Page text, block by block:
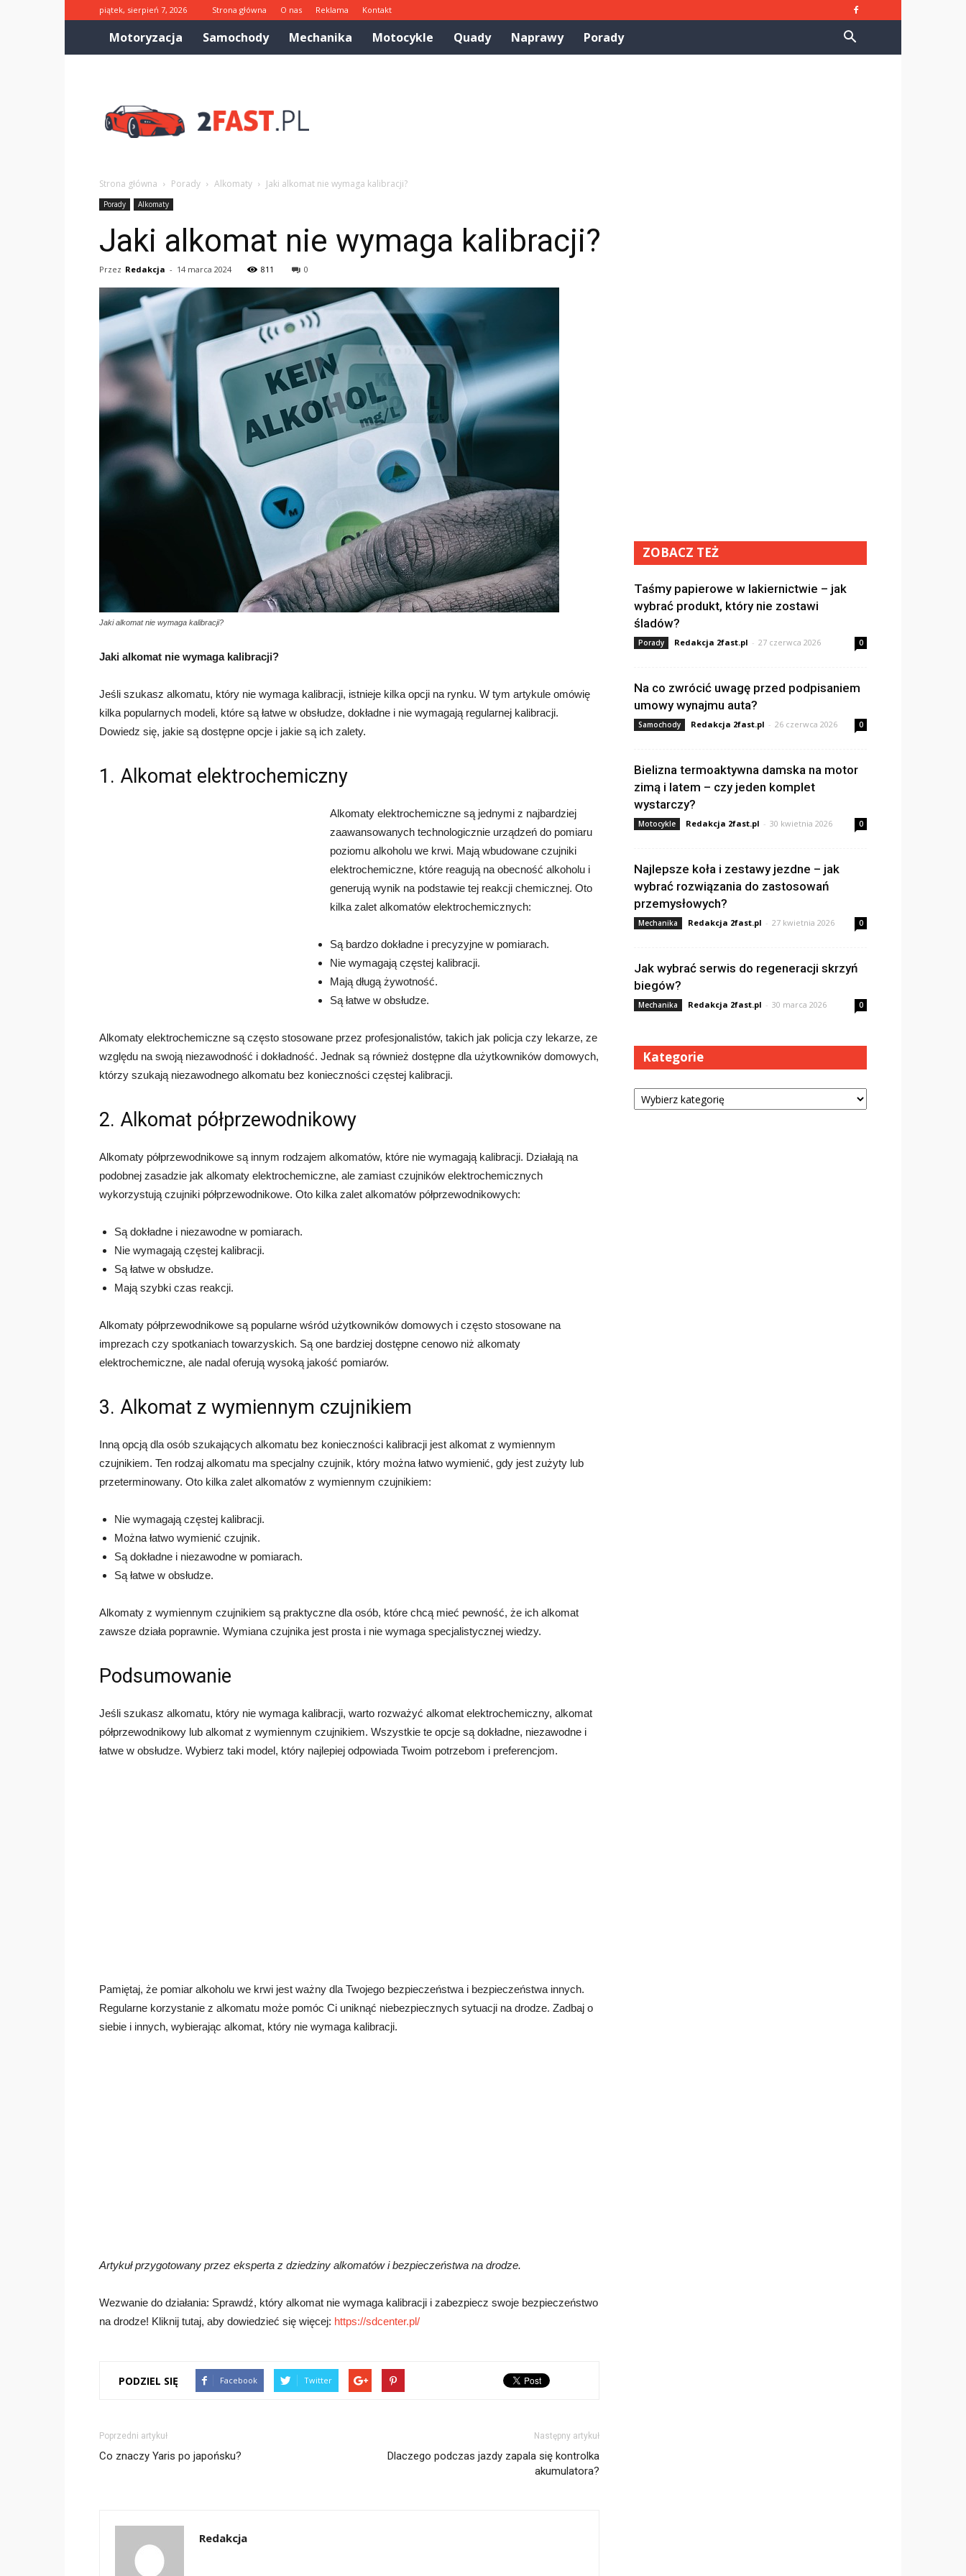
piątek, sierpień 7, 2026 Strona główna O nas Reklama Kontakt
Motoryzacja Samochody Mechanika Motocykle Quady Naprawy Porady
Strona główna Porady Alkomaty Jaki alkomat nie wymaga kalibracji?
Porady Alkomaty
Jaki alkomat nie wymaga kalibracji?
Przez Redakcja - 14 marca 2024 811 0
Jaki alkomat nie wymaga kalibracji?
Jaki alkomat nie wymaga kalibracji?
Jeśli szukasz alkomatu, który nie wymaga kalibracji, istnieje kilka opcji na rynku. W tym artykule omówię
kilka popularnych modeli, które są łatwe w obsłudze, dokładne i nie wymagają regularnej kalibracji.
Dowiedz się, jakie są dostępne opcje i jakie są ich zalety.
1. Alkomat elektrochemiczny
Alkomaty elektrochemiczne są jednymi z najbardziej
zaawansowanych technologicznie urządzeń do pomiaru
poziomu alkoholu we krwi. Mają wbudowane czujniki
elektrochemiczne, które reagują na obecność alkoholu i
generują wynik na podstawie tej reakcji chemicznej. Oto
kilka zalet alkomatów elektrochemicznych:
Są bardzo dokładne i precyzyjne w pomiarach.
Nie wymagają częstej kalibracji.
Mają długą żywotność.
Są łatwe w obsłudze.
Alkomaty elektrochemiczne są często stosowane przez profesjonalistów, takich jak policja czy lekarze, ze
względu na swoją niezawodność i dokładność. Jednak są również dostępne dla użytkowników domowych,
którzy szukają niezawodnego alkomatu bez konieczności częstej kalibracji.
2. Alkomat półprzewodnikowy
Alkomaty półprzewodnikowe są innym rodzajem alkomatów, które nie wymagają kalibracji. Działają na
podobnej zasadzie jak alkomaty elektrochemiczne, ale zamiast czujników elektrochemicznych
wykorzystują czujniki półprzewodnikowe. Oto kilka zalet alkomatów półprzewodnikowych:
Są dokładne i niezawodne w pomiarach.
Nie wymagają częstej kalibracji.
Są łatwe w obsłudze.
Mają szybki czas reakcji.
Alkomaty półprzewodnikowe są popularne wśród użytkowników domowych i często stosowane na
imprezach czy spotkaniach towarzyskich. Są one bardziej dostępne cenowo niż alkomaty
elektrochemiczne, ale nadal oferują wysoką jakość pomiarów.
3. Alkomat z wymiennym czujnikiem
Inną opcją dla osób szukających alkomatu bez konieczności kalibracji jest alkomat z wymiennym
czujnikiem. Ten rodzaj alkomatu ma specjalny czujnik, który można łatwo wymienić, gdy jest zużyty lub
przeterminowany. Oto kilka zalet alkomatów z wymiennym czujnikiem:
Nie wymagają częstej kalibracji.
Można łatwo wymienić czujnik.
Są dokładne i niezawodne w pomiarach.
Są łatwe w obsłudze.
Alkomaty z wymiennym czujnikiem są praktyczne dla osób, które chcą mieć pewność, że ich alkomat
zawsze działa poprawnie. Wymiana czujnika jest prosta i nie wymaga specjalistycznej wiedzy.
Podsumowanie
Jeśli szukasz alkomatu, który nie wymaga kalibracji, warto rozważyć alkomat elektrochemiczny, alkomat
półprzewodnikowy lub alkomat z wymiennym czujnikiem. Wszystkie te opcje są dokładne, niezawodne i
łatwe w obsłudze. Wybierz taki model, który najlepiej odpowiada Twoim potrzebom i preferencjom.
Pamiętaj, że pomiar alkoholu we krwi jest ważny dla Twojego bezpieczeństwa i bezpieczeństwa innych.
Regularne korzystanie z alkomatu może pomóc Ci uniknąć niebezpiecznych sytuacji na drodze. Zadbaj o
siebie i innych, wybierając alkomat, który nie wymaga kalibracji.
Artykuł przygotowany przez eksperta z dziedziny alkomatów i bezpieczeństwa na drodze.
Wezwanie do działania: Sprawdź, który alkomat nie wymaga kalibracji i zabezpiecz swoje bezpieczeństwo
na drodze! Kliknij tutaj, aby dowiedzieć się więcej: https://sdcenter.pl/
PODZIEL SIĘ Facebook Twitter
Poprzedni artykuł
Co znaczy Yaris po japońsku?
Następny artykuł
Dlaczego podczas jazdy zapala się kontrolka
akumulatora?
Redakcja
ZOBACZ TEŻ
Taśmy papierowe w lakiernictwie – jak
wybrać produkt, który nie zostawi
śladów?
Porady Redakcja 2fast.pl - 27 czerwca 2026 0
Na co zwrócić uwagę przed podpisaniem
umowy wynajmu auta?
Samochody Redakcja 2fast.pl - 26 czerwca 2026 0
Bielizna termoaktywna damska na motor
zimą i latem – czy jeden komplet
wystarczy?
Motocykle Redakcja 2fast.pl - 30 kwietnia 2026 0
Najlepsze koła i zestawy jezdne – jak
wybrać rozwiązania do zastosowań
przemysłowych?
Mechanika Redakcja 2fast.pl - 27 kwietnia 2026 0
Jak wybrać serwis do regeneracji skrzyń
biegów?
Mechanika Redakcja 2fast.pl - 30 marca 2026 0
Kategorie
Kategorie